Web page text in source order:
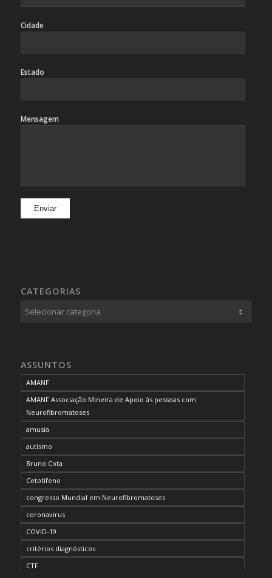
Cidade
Estado
Mensagem
CATEGORIAS
Categorias
ASSUNTOS
AMANF
AMANF Associação Mineira de Apoio às pessoas com
Neurofibromatoses
amusia
autismo
Bruno Cota
Cetotifeno
congresso Mundial em Neurofibromatoses
coronavirus
COVID-19
critérios diagnósticos
CTF